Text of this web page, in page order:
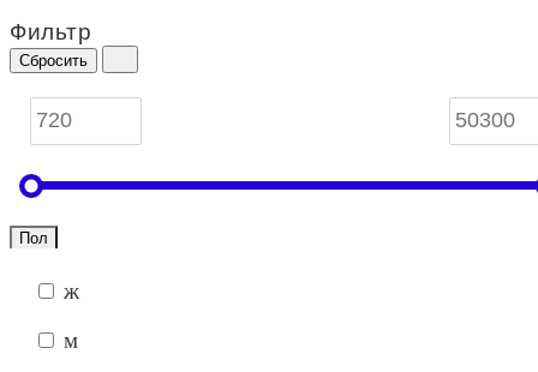
Фильтр
Пол
ж
м